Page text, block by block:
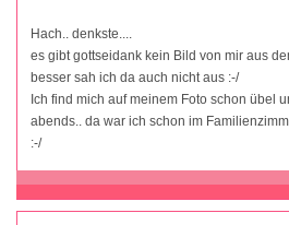
Hach.. denkste....
es gibt gottseidank kein Bild von mir aus
besser sah ich da auch nicht aus :-/
Ich find mich auf meinem Foto schon übel
abends.. da war ich schon im
:-/